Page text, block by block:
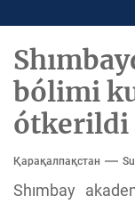
bólimi
ótkerildi
Қарақалпақстан
Shımbay